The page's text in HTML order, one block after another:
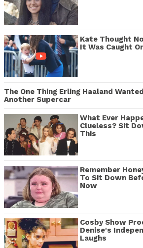
Kate Thought
It Was Caught
The One Thing Erling Haaland
Another Supercar
What Ever
Clueless? Sit
This
Remember
To Sit Down
Now
Cosby Show
Denise's
Laughs